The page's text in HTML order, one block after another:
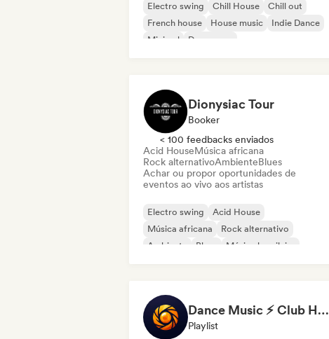
Electro swing Chill House
Chill out
French house
House music
Indie Dance
Minimal
Dance pop
Dionysiac Tour
Booker
< 100 feedbacks enviados
Acid HouseMúsica africana
Rock alternativoAmbienteBlues
Achar ou propor oportunidades de
eventos ao vivo aos artistas
Electro swing
Acid House
Música africana
Rock alternativo
Ambiente
Blues
Música brasileira
Dance Music ⚡ Club Hits (by Amber Sounds)
Playlist